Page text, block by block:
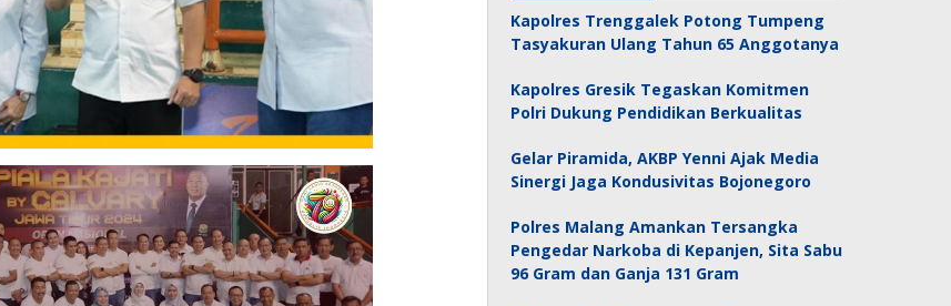
Kapolres Trenggalek Potong Tumpeng
Tasyakuran Ulang Tahun 65 Anggotanya
Kapolres Gresik Tegaskan Komitmen
Polri Dukung Pendidikan Berkualitas
Gelar Piramida, AKBP Yenni Ajak Media
Sinergi Jaga Kondusivitas Bojonegoro
Polres Malang Amankan Tersangka
Pengedar Narkoba di Kepanjen, Sita Sabu
96 Gram dan Ganja 131 Gram